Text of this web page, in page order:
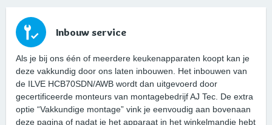
Inbouw service
Als je bij ons één of meerdere keukenapparaten koopt kan je
deze vakkundig door ons laten inbouwen. Het inbouwen van
de ILVE HCB70SDN/AWB wordt dan uitgevoerd door
gecertificeerde monteurs van montagebedrijf AJ Tec. De extra
optie “Vakkundige montage” vink je eenvoudig aan bovenaan
deze pagina of nadat je het apparaat in het winkelmandje hebt